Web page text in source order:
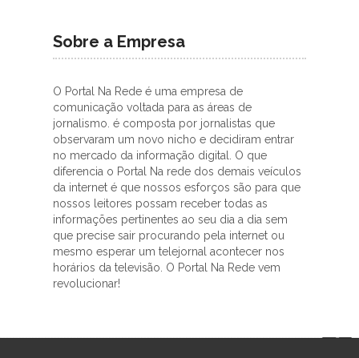
Sobre a Empresa
O Portal Na Rede é uma empresa de
comunicação voltada para as áreas de
jornalismo. é composta por jornalistas que
observaram um novo nicho e decidiram entrar
no mercado da informação digital. O que
diferencia o Portal Na rede dos demais veículos
da internet é que nossos esforços são para que
nossos leitores possam receber todas as
informações pertinentes ao seu dia a dia sem
que precise sair procurando pela internet ou
mesmo esperar um telejornal acontecer nos
horários da televisão. O Portal Na Rede vem
revolucionar!